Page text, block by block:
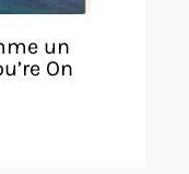
un
On